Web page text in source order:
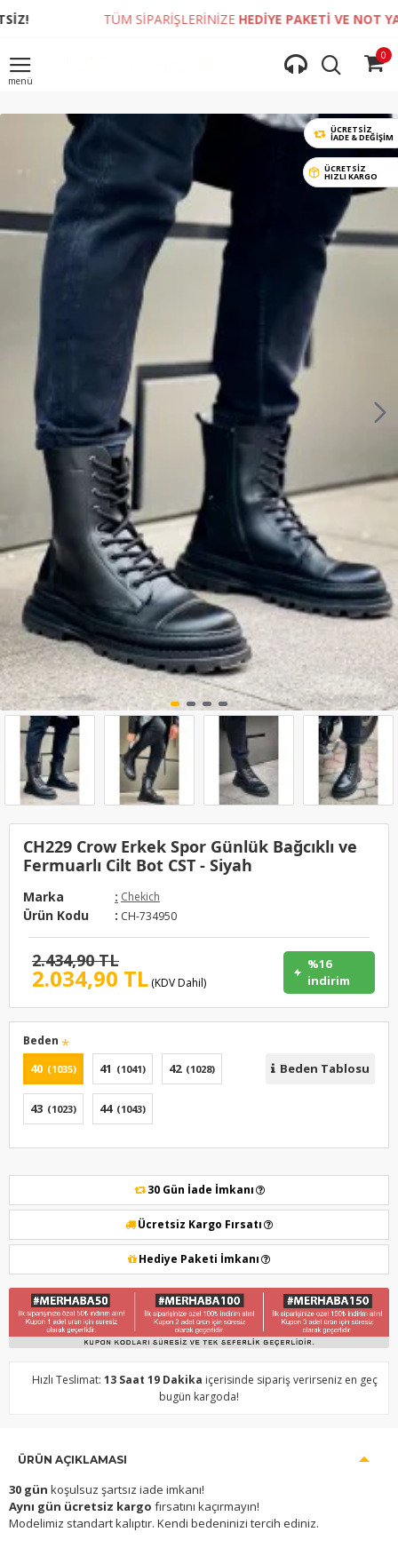
TÜM SİPARİŞLERİNİZE HEDİYE PAKETİ VE NOT
0
ÜCRETSİZ
İADE & DEĞIŞIM
ÜCRETSİZ
HIZLI KARGO
CH229 Crow Erkek Spor Günlük Bağcıklı ve
Fermuarlı Cilt Bot CST - Siyah
Marka : Chekich
Ürün Kodu : CH-734950
2.034,90 TL (KDV Dahil)
2.434,90 TL
%16
indirim
Beden
40 (1035) 41 (1041) 42 (1028)
43 (1023) 44 (1043)
Beden Tablosu
30 Gün İade İmkanı
Ücretsiz Kargo Fırsatı
Hediye Paketi İmkanı
Hızlı Teslimat: 13 Saat 19 Dakika içerisinde sipariş verirseniz en geç
bugün kargoda!
ÜRÜN AÇIKLAMASI
30 gün koşulsuz şartsız iade imkanı!
Aynı gün ücretsiz kargo fırsatını kaçırmayın!
Modelimiz standart kalıptır. Kendi bedeninizi tercih ediniz.